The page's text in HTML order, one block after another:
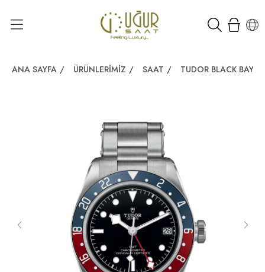
ANA SAYFA / ÜRÜNLERIMIZ / SAAT / TUDOR BLACK BAY